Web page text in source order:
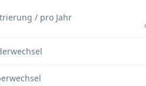
/ pro Jahr